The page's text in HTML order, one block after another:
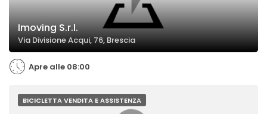
Imoving S.r.l.
Via Divisione Acqui, 76, Brescia
Apre alle 08:00
BICICLETTA VENDITA E ASSISTENZA